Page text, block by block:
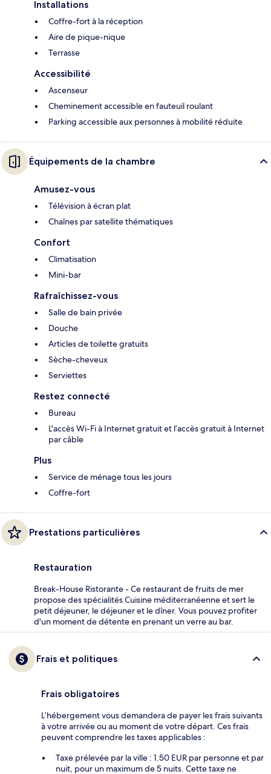
Installations
Coffre-fort à la réception
Aire de pique-nique
Terrasse
Accessibilité
Ascenseur
Cheminement accessible en fauteuil roulant
Parking accessible aux personnes à mobilité réduite
Équipements de la chambre
Amusez-vous
Télévision à écran plat
Chaînes par satellite thématiques
Confort
Climatisation
Mini-bar
Rafraîchissez-vous
Salle de bain privée
Douche
Articles de toilette gratuits
Sèche-cheveux
Serviettes
Restez connecté
Bureau
L'accès Wi-Fi à Internet gratuit et l’accès gratuit à Internet
par câble
Plus
Service de ménage tous les jours
Coffre-fort
Prestations particulières
Restauration
Break-House Ristorante - Ce restaurant de fruits de mer
propose des spécialités Cuisine méditerranéenne et sert le
petit déjeuner, le déjeuner et le dîner. Vous pouvez profiter
d'un moment de détente en prenant un verre au bar.
Frais et politiques
Frais obligatoires
L’hébergement vous demandera de payer les frais suivants
à votre arrivée ou au moment de votre départ. Ces frais
peuvent comprendre les taxes applicables :
Taxe prélevée par la ville : 1.50 EUR par personne et par
nuit, pour un maximum de 5 nuits. Cette taxe ne